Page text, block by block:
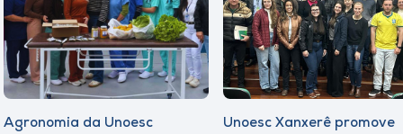
Agronomia da Unoesc
Unoesc Xanxerê promove